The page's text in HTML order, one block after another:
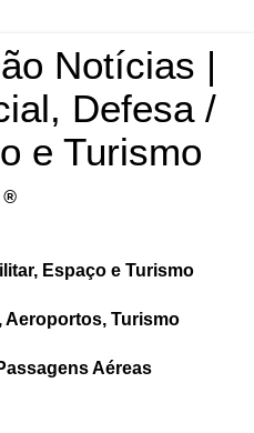
Notícias |
Defesa /
e Turismo
®
Espaço e Turismo
Aeroportos, Turismo
Aéreas